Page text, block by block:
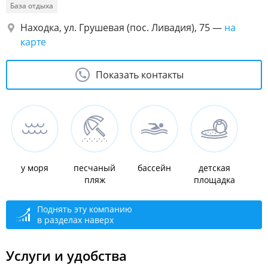
База отдыха
Находка, ул. Грушевая (пос. Ливадия), 75— на
карте
Показать контакты
у моря
песчаный
пляж
бассейн
детская
площадка
Поднять эту компанию
в разделах наверх
Услуги и удобства